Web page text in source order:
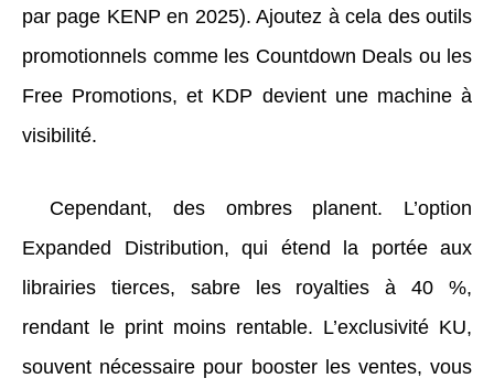
par page KENP en 2025). Ajoutez à cela des outils
promotionnels comme les Countdown Deals ou les
Free Promotions, et KDP devient une machine à
visibilité.
Cependant, des ombres planent. L’option
Expanded Distribution, qui étend la portée aux
librairies tierces, sabre les royalties à 40 %,
rendant le print moins rentable. L’exclusivité KU,
souvent nécessaire pour booster les ventes, vous